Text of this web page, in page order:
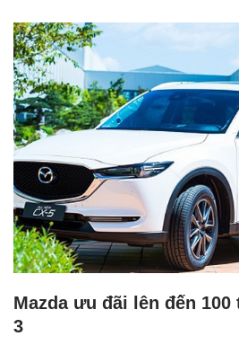
Mazda ưu đãi lên đến
3